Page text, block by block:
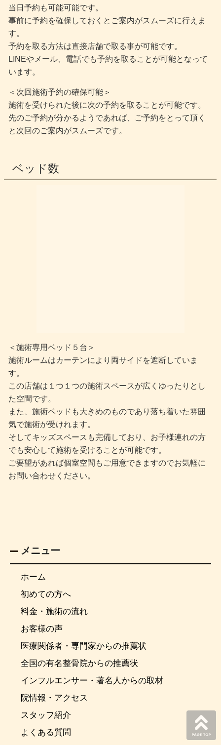
当日予約も可能可能です。
事前に予約を確保しておくとご案内がスムーズに行えま
す。
予約を取る方法は直接店舗で取る事が可能です。
LINEやメール、電話でも予約を取ることが可能となって
います。
＜次回施術予約の確保可能＞
施術を受けられた後に次の予約を取ることが可能です。
先のご予約が分かるようであれば、ご予約をとって頂く
と次回のご案内がスムーズです。
ベッド数
＜施術専用ベッド５台＞
施術ルームはカーテンにより両サイドを遮断していま
す。
この店舗は１つ１つの施術スペースが広くゆったりとし
た空間です。
また、施術ベッドも大きめのものであり落ち着いた雰囲
気で施術が受けれます。
そしてキッズスペースも完備しており、お子様連れの方
でも安心して施術を受けることが可能です。
ご要望があれば個室空間もご用意できますのでお気軽に
お問い合わせください。
メニュー
ホーム
初めての方へ
料金・施術の流れ
お客様の声
医療関係者・専門家からの推薦状
全国の有名整骨院からの推薦状
インフルエンサー・著名人からの取材
院情報・アクセス
スタッフ紹介
よくある質問